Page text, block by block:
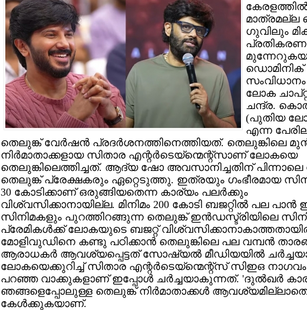
മാത്രമല്ല
ഗുവിലും
ലോക
ചന്ദ്ര.
(പുതിയ
എന്ന
തെലുങ്ക് വേര്‍ഷന്‍ പ്രദര്‍ശനത്തിനെത്തിയത്. തെലുങ്കിലെ
നിര്‍മാതാക്കളായ സിതാര എന്റര്‍ടെയ്‌ന്മെന്റ്സാണ് ലോകയെ
തെലുങ്കിലെത്തിച്ചത്. ആദ്യ ഷോ അവസാനിച്ചതിന്
തെലുങ്ക് പ്രേക്ഷകരും ഏറ്റെടുത്തു. ഇത്രയും ഗംഭീരമായ
30 കോടിക്കാണ് ഒരുങ്ങിയതെന്ന കാര്യം പലര്‍ക്കും
വിശ്വസിക്കാനായില്ല. മിനിമം 200 കോടി ബജറ്റില്‍ പല
സിനിമകളും പുറത്തിറങ്ങുന്ന തെലുങ്ക് ഇന്‍ഡസ്ട്രിയിലെ
പ്രേമികള്‍ക്ക് ലോകയുടെ ബജറ്റ്
മോളിവുഡിനെ കണ്ടു പഠിക്കാന്‍ തെലുങ്കിലെ പല വമ്പന്‍
ആരാധകര്‍ ആവശ്യപ്പെട്ടത് സോഷ്യല്‍ മീഡിയയില്‍
ലോകയെക്കുറിച്ച് സിതാര എന്റര്‍ടെയ്‌ന്മെന്റ്സ് സിഇഒ
പറഞ്ഞ വാക്കുകളാണ് ഇപ്പോള്‍ ചര്‍ച്ചയാകുന്നത്. 'ദുല്‍ഖര്‍
ഞങ്ങളെപ്പോലുള്ള തെലുങ്ക് നിര്‍മാതാക്കള്‍ ആവശ്യമില്ലാതെ
കേള്‍ക്കുകയാണ്.